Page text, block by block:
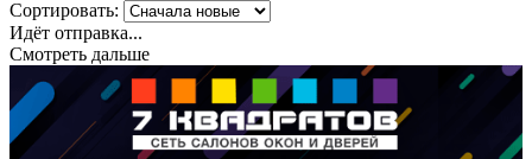
Сортировать:
Идёт отправка...
Смотреть дальше